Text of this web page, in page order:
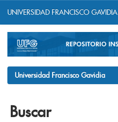
navigation
UNIVERSIDAD FRANCISCO GAVIDIA
Universidad Francisco Gavidia
Buscar